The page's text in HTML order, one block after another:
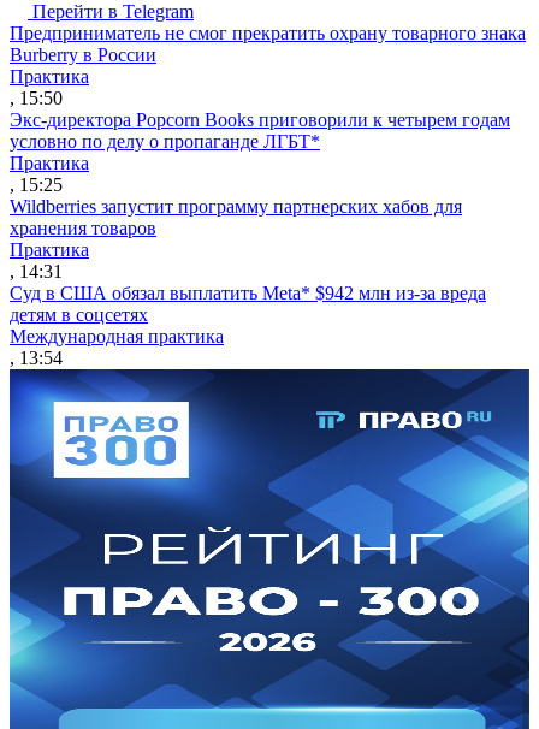
Перейти в Telegram
Предприниматель не смог прекратить охрану товарного знака
Burberry в России
Практика
, 15:50
Экс-директора Popcorn Books приговорили к четырем годам
условно по делу о пропаганде ЛГБТ*
Практика
, 15:25
Wildberries запустит программу партнерских хабов для
хранения товаров
Практика
, 14:31
Суд в США обязал выплатить Meta* $942 млн из-за вреда
детям в соцсетях
Международная практика
, 13:54